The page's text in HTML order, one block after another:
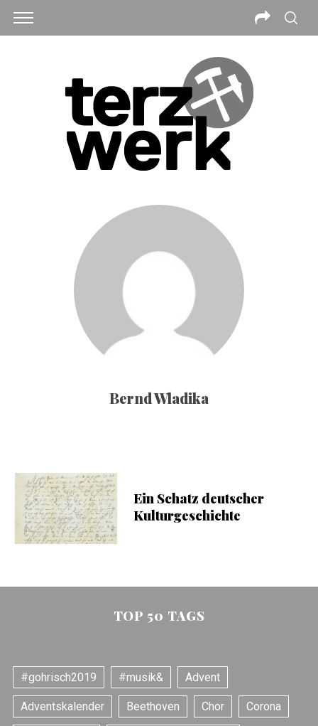
Bernd Wladika
Ein Schatz deutscher
Kulturgeschichte
TOP 50 TAGS
#gohrisch2019 #musik& Advent
Adventskalender Beethoven Chor Corona